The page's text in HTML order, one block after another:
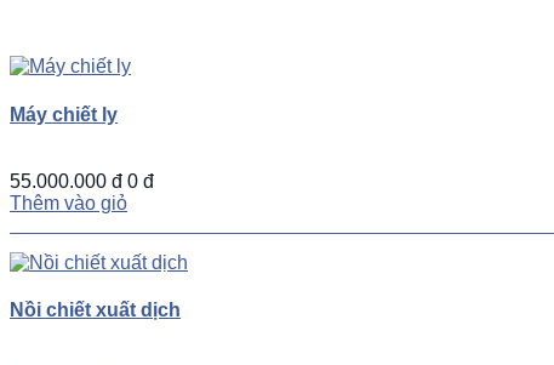
Máy chiết ly
55.000.000 đ 0 đ
Thêm vào giỏ
Nồi chiết xuất dịch